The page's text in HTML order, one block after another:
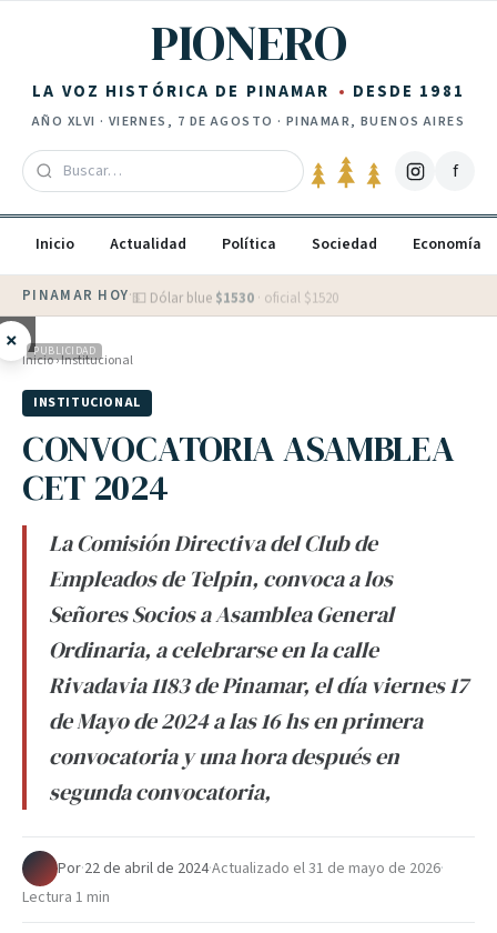
PIONERO
LA VOZ HISTÓRICA DE PINAMAR DESDE 1981
AÑO XLVI · VIERNES, 7 DE AGOSTO · PINAMAR, BUENOS AIRES
f
Inicio Actualidad Política Sociedad Economía
PINAMAR HOY·💵 Dólar blue $1530 · oficial $1520
× PUBLICIDAD
Inicio›Institucional
INSTITUCIONAL
CONVOCATORIA ASAMBLEA
CET 2024
La Comisión Directiva del Club de
Empleados de Telpin, convoca a los
Señores Socios a Asamblea General
Ordinaria, a celebrarse en la calle
Rivadavia 1183 de Pinamar, el día viernes 17
de Mayo de 2024 a las 16 hs en primera
convocatoria y una hora después en
segunda convocatoria,
Por·22 de abril de 2024·Actualizado el31 de mayo de 2026·
Lectura 1 min